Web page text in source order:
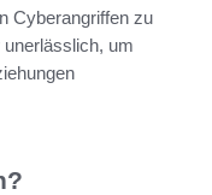
Cyberangriffen zu
um